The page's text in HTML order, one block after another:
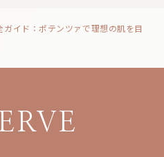
ガイド：ポテンツァで理想の肌を目